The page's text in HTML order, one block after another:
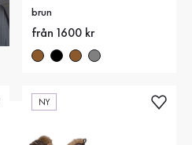
brun
Nytt pris
från 1600 kr
NY